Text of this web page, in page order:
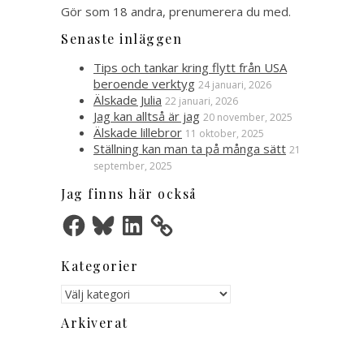
Gör som 18 andra, prenumerera du med.
Senaste inläggen
Tips och tankar kring flytt från USA
beroende verktyg 24 januari, 2026
Älskade Julia 22 januari, 2026
Jag kan alltså är jag 20 november, 2025
Älskade lillebror 11 oktober, 2025
Ställning kan man ta på många sätt 21
september, 2025
Jag finns här också
FacebookBlueskyLinkedIn
Kategorier
Kategorier
Arkiverat